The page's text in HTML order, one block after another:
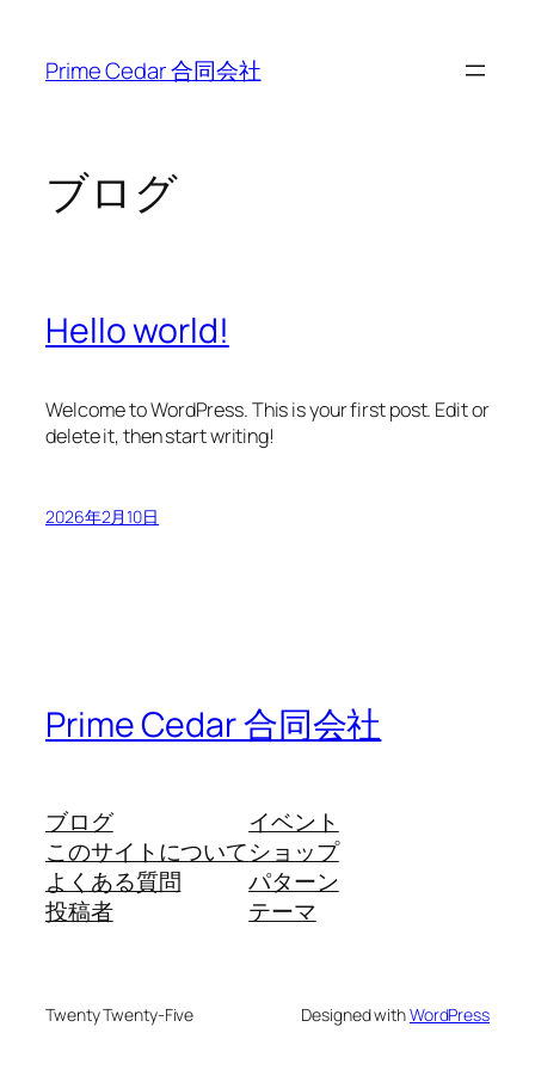
Prime Cedar 合同会社
ブログ
Hello world!
Welcome to WordPress. This is your first post. Edit or
delete it, then start writing!
2026年2月10日
Prime Cedar 合同会社
ブログ
このサイトについて
よくある質問
投稿者
イベント
ショップ
パターン
テーマ
Twenty Twenty-Five Designed withWordPress